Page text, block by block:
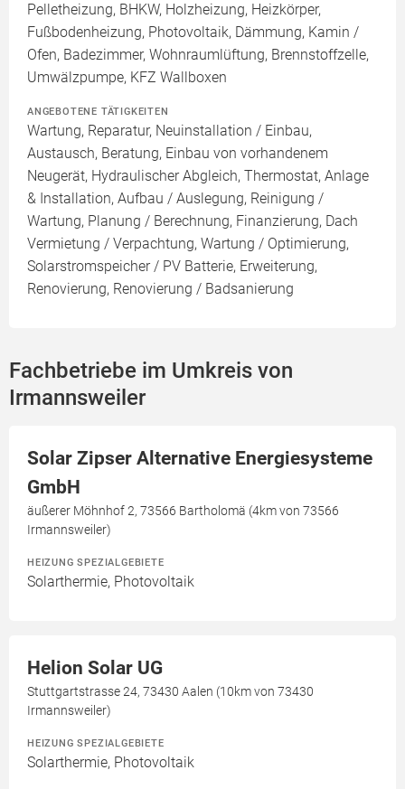
Pelletheizung, BHKW, Holzheizung, Heizkörper,
Fußbodenheizung, Photovoltaik, Dämmung, Kamin /
Ofen, Badezimmer, Wohnraumlüftung, Brennstoffzelle,
Umwälzpumpe, KFZ Wallboxen
ANGEBOTENE TÄTIGKEITEN
Wartung, Reparatur, Neuinstallation / Einbau,
Austausch, Beratung, Einbau von vorhandenem
Neugerät, Hydraulischer Abgleich, Thermostat, Anlage
& Installation, Aufbau / Auslegung, Reinigung /
Wartung, Planung / Berechnung, Finanzierung, Dach
Vermietung / Verpachtung, Wartung / Optimierung,
Solarstromspeicher / PV Batterie, Erweiterung,
Renovierung, Renovierung / Badsanierung
Fachbetriebe im Umkreis von
Irmannsweiler
Solar Zipser Alternative Energiesysteme
GmbH
äußerer Möhnhof 2, 73566 Bartholomä (4km von 73566
Irmannsweiler)
HEIZUNG SPEZIALGEBIETE
Solarthermie, Photovoltaik
Helion Solar UG
Stuttgartstrasse 24, 73430 Aalen (10km von 73430
Irmannsweiler)
HEIZUNG SPEZIALGEBIETE
Solarthermie, Photovoltaik